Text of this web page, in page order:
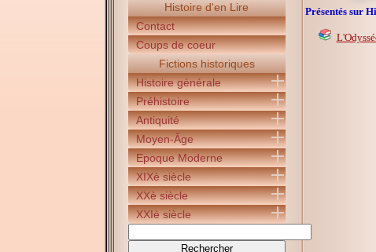
Histoire d'en Lire
Contact
Coups de coeur
Fictions historiques
Histoire générale
Préhistoire
Antiquité
Moyen-Âge
Epoque Moderne
XIXè siècle
XXè siècle
XXIè siècle
Présentés sur